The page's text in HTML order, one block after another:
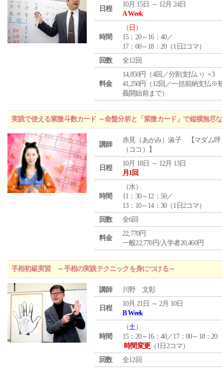
日程
10月 15日 ～ 12月 24日
A Week
時間
（ 日 ）
15：20～16：40／
17：00～18：20（1日2コマ）
回数
全12回
料金
14,850円（4回／分割支払い）×3
41,250円（12回／一括前納支払※
義開始前まで）
実践で使える紫微斗数カード ～命盤分析と「紫微カード」で縦横無尽
講師
赤見（あかみ）淑子 【マダム呼
（ココ）】
日程
10月 18日 ～ 12月 13日
月1回
時間
（水）
11：30～12：50／
13：10～14：30（1日2コマ）
回数
全6回
料金
22,770円
一般22,770円/入学者20,460円
手相初級実習 ～手相の実践テクニックを身につける～
講師 川野 文彰
日程
10月 21日 ～ 2月 10日
B Week
時間
（土）
15：20～16：40／17：00～18：20
時間変更（1日2コマ）
回数
全12回